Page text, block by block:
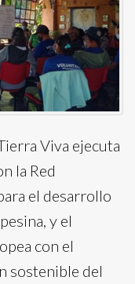
Viva ejecuta
la Red
el desarrollo
y el
con el
sostenible del